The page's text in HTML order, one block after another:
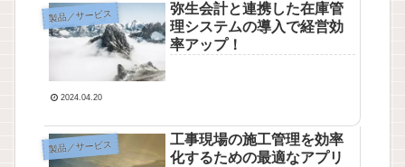
製品／サービス
弥生会計と連携した在庫管
理システムの導入で経営効
率アップ！
2024.04.20
製品／サービス
工事現場の施工管理を効率
化するための最適なアプリ